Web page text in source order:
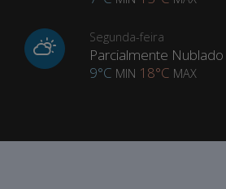
Segunda-feira
Parcialmente Nublado
9°C MIN 18°C MAX